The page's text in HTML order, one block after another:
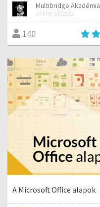
Multibridge Akadémia
online oktatás
140
A Microsoft Office alapok